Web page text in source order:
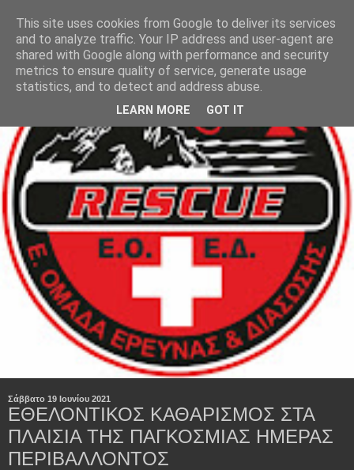
Σάββατο 19 Ιουνίου 2021
ΕΘΕΛΟΝΤΙΚΟΣ ΚΑΘΑΡΙΣΜΟΣ ΣΤΑ
ΠΛΑΙΣΙΑ ΤΗΣ ΠΑΓΚΟΣΜΙΑΣ ΗΜΕΡΑΣ
ΠΕΡΙΒΑΛΛΟΝΤΟΣ
This site uses cookies from Google to deliver its services
and to analyze traffic. Your IP address and user-agent are
shared with Google along with performance and security
metrics to ensure quality of service, generate usage
statistics, and to detect and address abuse.
LEARN MORE GOT IT